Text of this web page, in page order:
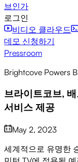
브인가
로그인
비디오 클라우드
데모 신청하기
Pressroom
Brightcove Powers
브라이트코브,
서비스 제공
May 2, 2023
세계적으로 유명한